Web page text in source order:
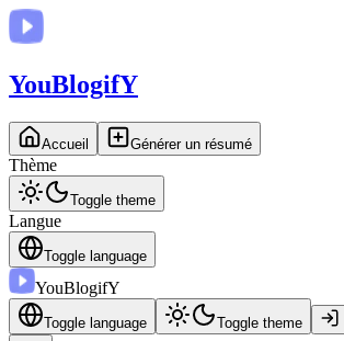
YouBlogifY
Accueil Générer un résumé
Thème
Toggle theme
Langue
Toggle language
YouBlogifY
Toggle language Toggle theme